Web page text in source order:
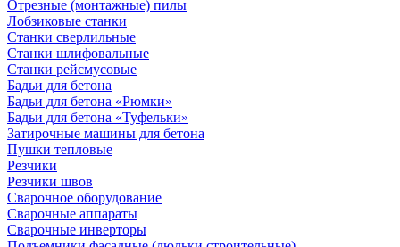
Отрезные (монтажные) пилы
Лобзиковые станки
Станки сверлильные
Станки шлифовальные
Станки рейсмусовые
Бадьи для бетона
Бадьи для бетона «Рюмки»
Бадьи для бетона «Туфельки»
Затирочные машины для бетона
Пушки тепловые
Резчики
Резчики швов
Сварочное оборудование
Сварочные аппараты
Сварочные инверторы